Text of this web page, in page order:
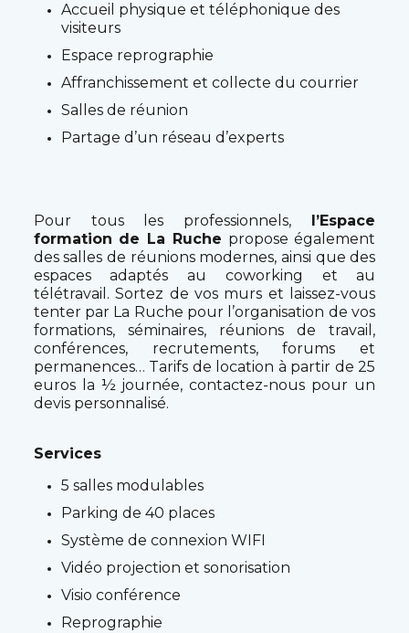
Accueil physique et téléphonique des
visiteurs
Espace reprographie
Affranchissement et collecte du courrier
Salles de réunion
Partage d’un réseau d’experts
Pour tous les professionnels, l’Espace
formation de La Ruche propose également
des salles de réunions modernes, ainsi que des
espaces adaptés au coworking et au
télétravail.Sortez de vos murs et laissez-vous
tenter par La Ruche pour l’organisation de vos
formations, séminaires, réunions de travail,
conférences, recrutements, forums et
permanences… Tarifs de location à partir de 25
euros la ½ journée, contactez-nous pour un
devis personnalisé.
Services
5 salles modulables
Parking de 40 places
Système de connexion WIFI
Vidéo projection et sonorisation
Visio conférence
Reprographie